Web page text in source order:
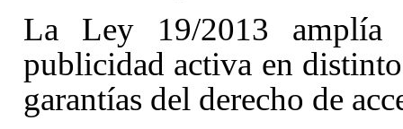
La Ley 19/2013
publicidad activa en
garantías del derecho de